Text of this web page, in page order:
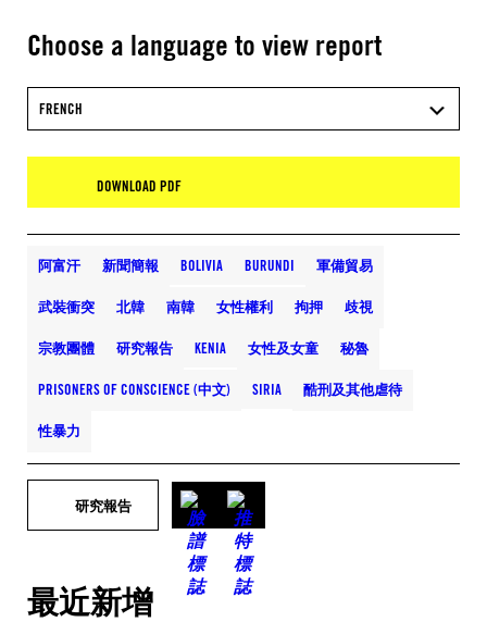
Choose a language to view report
FRENCH
DOWNLOAD PDF
阿富汗 新聞簡報 BOLIVIA BURUNDI 軍備貿易
武裝衝突 北韓 南韓 女性權利 拘押 歧視
宗教團體 研究報告 KENIA 女性及女童 秘魯
PRISONERS OF CONSCIENCE (中文) SIRIA 酷刑及其他虐待
性暴力
研究報告
最近新增